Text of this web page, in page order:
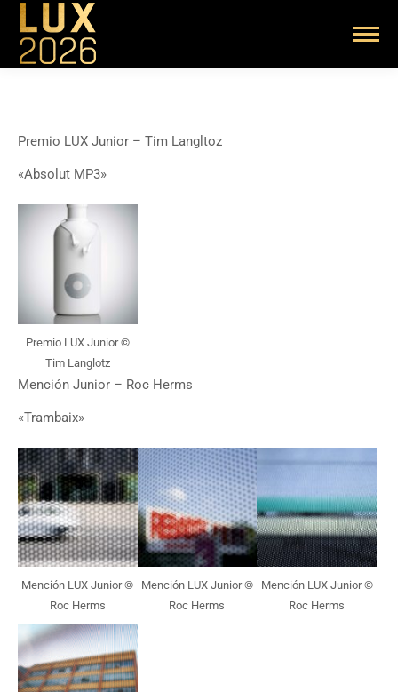
Premio LUX Junior – Tim Langltoz
«Absolut MP3»
Premio LUX Junior ©
Tim Langlotz
Mención Junior – Roc Herms
«Trambaix»
Mención LUX Junior ©
Roc Herms
Mención LUX Junior ©
Roc Herms
Mención LUX Junior ©
Roc Herms